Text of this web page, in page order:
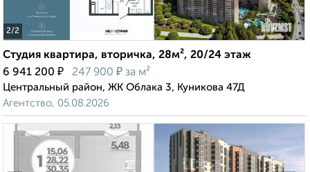
2/2
Студия квартира, вторичка, 28м², 20/24 этаж
6 941 200 ₽ 247 900 ₽ за м²
Центральный район, ЖК Облака 3, Куникова 47Д
Агентство, 05.08.2026